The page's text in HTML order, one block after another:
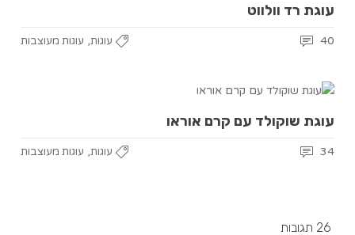
עוגת רד וולווט
עוגות, עוגות מעוצבות 40
עוגת שוקולד עם קרם אוראו
עוגות, עוגות מעוצבות 34
26 תגובות